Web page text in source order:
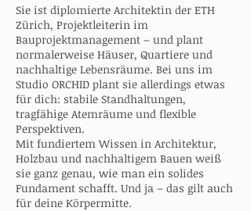
Sie ist diplomierte Architektin der ETH
Zürich, Projektleiterin im
Bauprojektmanagement – und plant
normalerweise Häuser, Quartiere und
nachhaltige Lebensräume. Bei uns im
Studio ORCHID plant sie allerdings etwas
für dich: stabile Standhaltungen,
tragfähige Atemräume und flexible
Perspektiven.
Mit fundiertem Wissen in Architektur,
Holzbau und nachhaltigem Bauen weiß
sie ganz genau, wie man ein solides
Fundament schafft. Und ja – das gilt auch
für deine Körpermitte.